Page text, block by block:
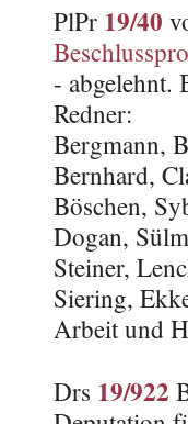
PlPr 19/40
- abgelehnt.
Redner:
Bergmann,
Bernhard,
Böschen,
Dogan,
Steiner,
Siering,
Arbeit und
Drs 19/922